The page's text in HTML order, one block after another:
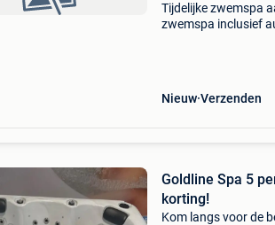
Tijdelijke zwemspa
zwemspa inclusief
Nieuw Verzenden
Goldline Spa 5
korting!
Kom langs voor de